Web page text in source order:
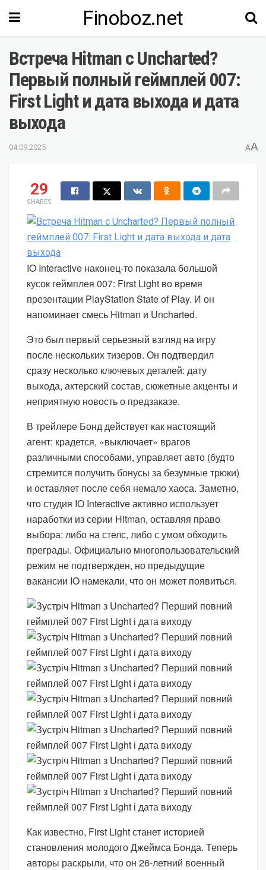
Finoboz.net
Встреча Hitman с Uncharted?
Первый полный геймплей 007:
First Light и дата выхода и дата
выхода
04.09.2025 AA
29
SHARES
IO Interactive наконец-то показала большой
кусок геймплея 007: First Light во время
презентации PlayStation State of Play. И он
напоминает смесь Hitman и Uncharted.
Это был первый серьезный взгляд на игру
после нескольких тизеров. Он подтвердил
сразу несколько ключевых деталей: дату
выхода, актерский состав, сюжетные акценты и
неприятную новость о предзаказе.
В трейлере Бонд действует как настоящий
агент: крадется, «выключает» врагов
различными способами, управляет авто (будто
стремится получить бонусы за безумные трюки)
и оставляет после себя немало хаоса. Заметно,
что студия IO Interactive активно использует
наработки из серии Hitman, оставляя право
выбора: либо на стелс, либо с умом обходить
преграды. Официально многопользовательский
режим не подтвержден, но предыдущие
вакансии IO намекали, что он может появиться.
Как известно, First Light станет историей
становления молодого Джеймса Бонда. Теперь
авторы раскрыли, что он 26-летний военный